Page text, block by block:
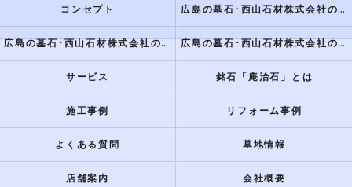
コンセプト 広島の墓石･西山石材株式会社のミニ情報
広島の墓石･西山石材株式会社の評判 広島の墓石･西山石材株式会社のお客様の声
サービス 銘石「庵治石」とは
施工事例 リフォーム事例
よくある質問 墓地情報
店舗案内 会社概要